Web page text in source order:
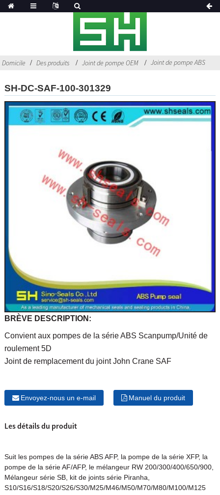
Domicile Des produits Joint de pompe OEM Joint de pompe ABS
SH-DC-SAF-100-301329
BRÈVE DESCRIPTION:
Convient aux pompes de la série ABS Scanpump/Unité de
roulement 5D
Joint de remplacement du joint John Crane SAF
Envoyez-nous un e-mail Manuel du produit
Les détails du produit
Suit les pompes de la série ABS AFP, la pompe de la série XFP, la
pompe de la série AF/AFP, le mélangeur RW 200/300/400/650/900,
Mélangeur série SB, kit de joints série Piranha,
S10/S16/S18/S20/S26/S30/M25/M46/M50/M70/M80/M100/M125